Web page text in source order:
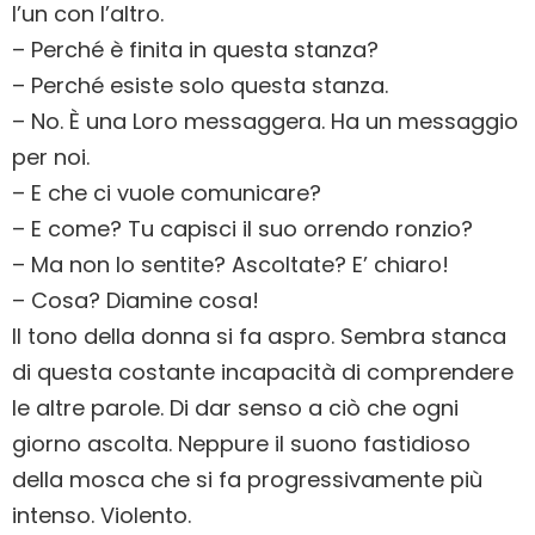
l’un con l’altro.
– Perché è finita in questa stanza?
– Perché esiste solo questa stanza.
– No. È una Loro messaggera. Ha un messaggio
per noi.
– E che ci vuole comunicare?
– E come? Tu capisci il suo orrendo ronzio?
– Ma non lo sentite? Ascoltate? E’ chiaro!
– Cosa? Diamine cosa!
Il tono della donna si fa aspro. Sembra stanca
di questa costante incapacità di comprendere
le altre parole. Di dar senso a ciò che ogni
giorno ascolta. Neppure il suono fastidioso
della mosca che si fa progressivamente più
intenso. Violento.